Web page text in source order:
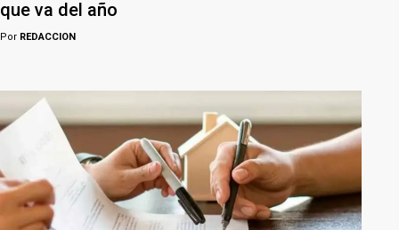
que va del año
Por REDACCION